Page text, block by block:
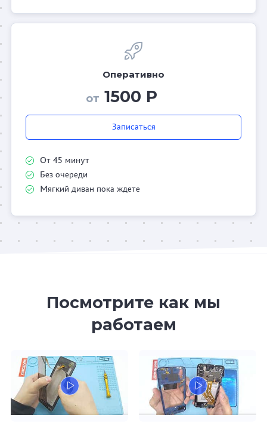
Оперативно
от 1500 Р
Записаться
От 45 минут
Без очереди
Мягкий диван пока ждете
Посмотрите как мы
работаем